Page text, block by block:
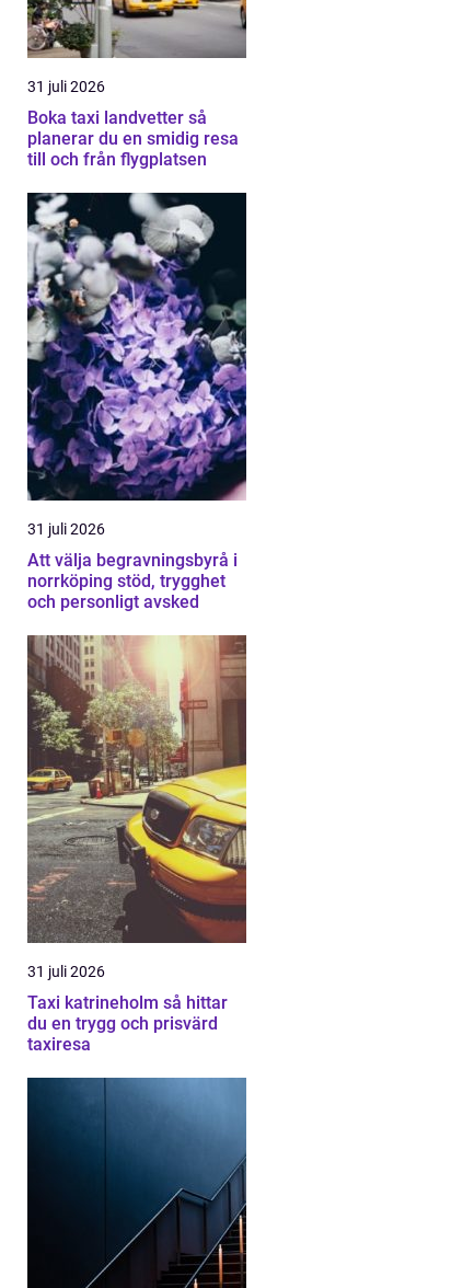
31 juli 2026
Boka taxi landvetter så
planerar du en smidig resa
till och från flygplatsen
31 juli 2026
Att välja begravningsbyrå i
norrköping stöd, trygghet
och personligt avsked
31 juli 2026
Taxi katrineholm så hittar
du en trygg och prisvärd
taxiresa